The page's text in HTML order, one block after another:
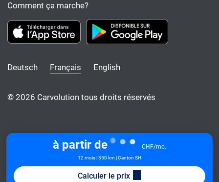
à partir de CHF/mo.
12 mois | 350 km | Canton SH
Calculer le prix
Comment ça marche?
Deutsch Français English
© 2026 Carvolution tous droits réservés